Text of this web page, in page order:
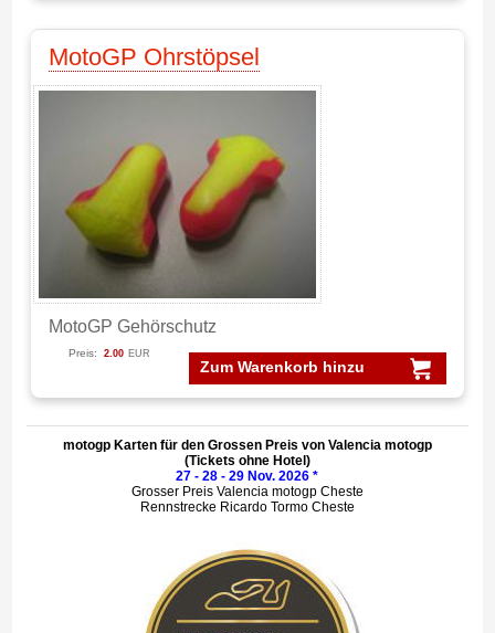
MotoGP Ohrstöpsel
MotoGP Gehörschutz
Zum Warenkorb hinzu
Preis: 2.00 EUR
motogp Karten für den Grossen Preis von Valencia motogp
(Tickets ohne Hotel)
27 - 28 - 29 Nov. 2026 *
Grosser Preis Valencia motogp Cheste
Rennstrecke Ricardo Tormo Cheste